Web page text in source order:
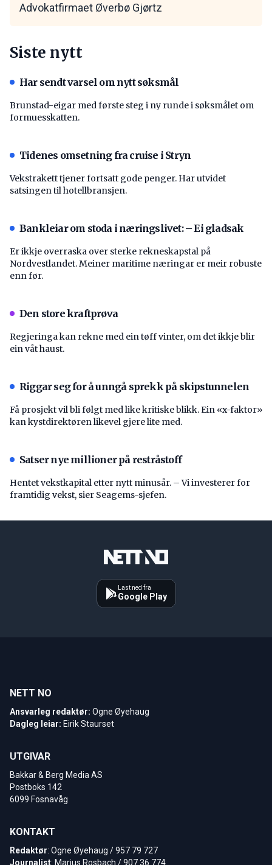
Advokatfirmaet Øverbø Gjørtz
Siste nytt
Har sendt varsel om nytt søksmål
Brunstad-eigar med første steg i ny runde i søksmålet om
formuesskatten.
Tidenes omsetning fra cruise i Stryn
Vekstrakett tjener fortsatt gode penger. Har utvidet
satsingen til hotellbransjen.
Bankleiar om stoda i næringslivet: – Ei gladsak
Er ikkje overraska over sterke rekneskapstal på
Nordvestlandet. Meiner maritime næringar er meir robuste
enn før.
Den store kraftprøva
Regjeringa kan rekne med ein tøff vinter, om det ikkje blir
ein våt haust.
Riggar seg for å unngå sprekk på skipstunnelen
Få prosjekt vil bli følgt med like kritiske blikk. Ein «x-faktor»
kan kystdirektøren likevel gjere lite med.
Satser nye millioner på restråstoff
Hentet vekstkapital etter nytt minusår. – Vi investerer for
framtidig vekst, sier Seagems-sjefen.
Last ned fra
Google Play
NETT NO
Ansvarleg redaktør: Ogne Øyehaug
Dagleg leiar: Eirik Staurset
UTGIVAR
Bakkar & Berg Media AS
Postboks 142
6099 Fosnavåg
KONTAKT
Redaktør: Ogne Øyehaug / 957 79 727
Journalist: Marius Rosbach / 907 36 774